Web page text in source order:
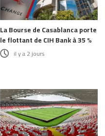
La Bourse de Casablanca porte
le flottant de CIH Bank à 35 %
il y a 2 jours